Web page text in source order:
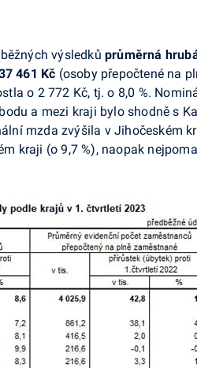
výsledkůprůměrná
461 Kč (osoby přepočtené na
o 2 772 Kč, tj. o 8,0 %.
a mezi kraji bylo shodně s
mzda zvýšila v Jihočeském
kraji (o 9,7 %), naopak